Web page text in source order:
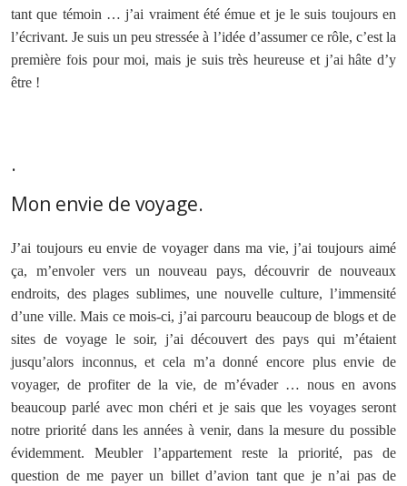
tant que témoin … j’ai vraiment été émue et je le suis toujours en
l’écrivant. Je suis un peu stressée à l’idée d’assumer ce rôle, c’est la
première fois pour moi, mais je suis très heureuse et j’ai hâte d’y
être !
.
Mon envie de voyage.
J’ai toujours eu envie de voyager dans ma vie, j’ai toujours aimé
ça, m’envoler vers un nouveau pays, découvrir de nouveaux
endroits, des plages sublimes, une nouvelle culture, l’immensité
d’une ville. Mais ce mois-ci, j’ai parcouru beaucoup de blogs et de
sites de voyage le soir, j’ai découvert des pays qui m’étaient
jusqu’alors inconnus, et cela m’a donné encore plus envie de
voyager, de profiter de la vie, de m’évader … nous en avons
beaucoup parlé avec mon chéri et je sais que les voyages seront
notre priorité dans les années à venir, dans la mesure du possible
évidemment. Meubler l’appartement reste la priorité, pas de
question de me payer un billet d’avion tant que je n’ai pas de